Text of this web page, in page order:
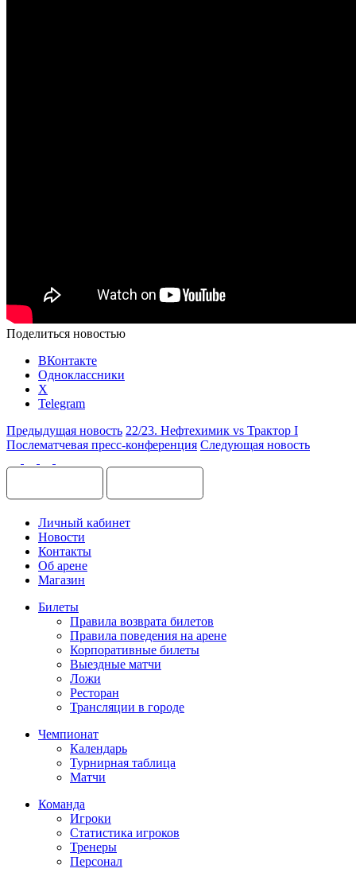
Поделиться новостью
ВКонтакте
Одноклассники
X
Telegram
Предыдущая новость 22/23. Нефтехимик vs Трактор I
Послематчевая пресс-конференция Следующая новость
Личный кабинет
Новости
Контакты
Об арене
Магазин
Билеты
Правила возврата билетов
Правила поведения на арене
Корпоративные билеты
Выездные матчи
Ложи
Ресторан
Трансляции в городе
Чемпионат
Календарь
Турнирная таблица
Матчи
Команда
Игроки
Статистика игроков
Тренеры
Персонал